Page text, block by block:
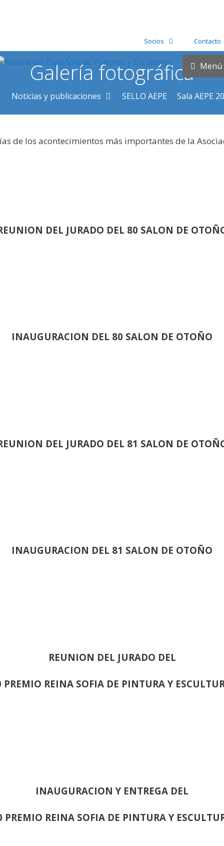
Socios Contacto
Menú
Noticias y publicaciones SELLO AEPE Sala AEPE
Galería fotográfica
de los acontecimientos más importantes de la
DEL JURADO DEL 80 SALON DE
INAUGURACION DEL 80 SALON DE OTOÑO
DEL JURADO DEL 81 SALON DE
INAUGURACION DEL 81 SALON DE OTOÑO
REUNION DEL JURADO DEL
PREMIO REINA SOFIA DE PINTURA Y
INAUGURACION Y ENTREGA DEL
PREMIO REINA SOFIA DE PINTURA Y